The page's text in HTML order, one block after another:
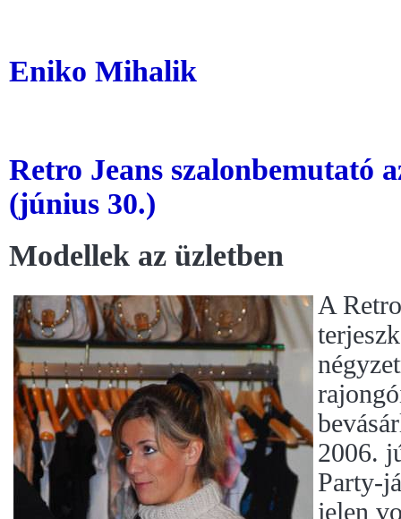
Eniko Mihalik
Retro Jeans szalonbemutató
(június 30.)
Modellek az üzletben
A
2006.
Party-
jelen